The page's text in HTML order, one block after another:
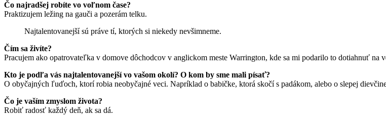
Čo najradšej robíte vo voľnom čase?
Praktizujem ležing na gauči a pozerám telku.
Najtalentovanejší sú práve tí, ktorých si niekedy nevšimneme.
Čím sa živíte?
Pracujem ako opatrovateľka v domove dôchodcov v anglickom meste Warrington, kde sa mi podarilo to dotiahnuť na
Kto je podľa vás najtalentovanejší vo vašom okolí? O kom by sme mali písať?
O obyčajných ľuďoch, ktorí robia neobyčajné veci. Napríklad o babičke, ktorá skočí s padákom, alebo o slepej
Čo je vaším zmyslom života?
Robiť radosť každý deň, ak sa dá.